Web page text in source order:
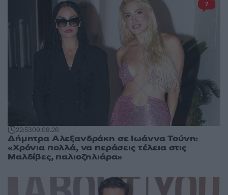
22:5309.08.26
Δήμητρα Αλεξανδράκη σε Ιωάννα Τούνη:
«Χρόνια πολλά, να περάσεις τέλεια στις
Μαλδίβες, παλιοζηλιάρα»
7